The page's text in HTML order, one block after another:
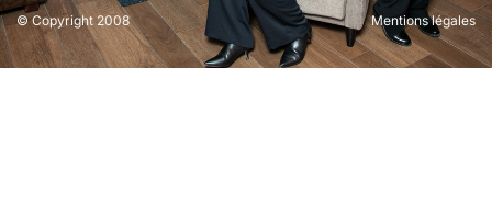
© Copyright 2008 Mentions légales